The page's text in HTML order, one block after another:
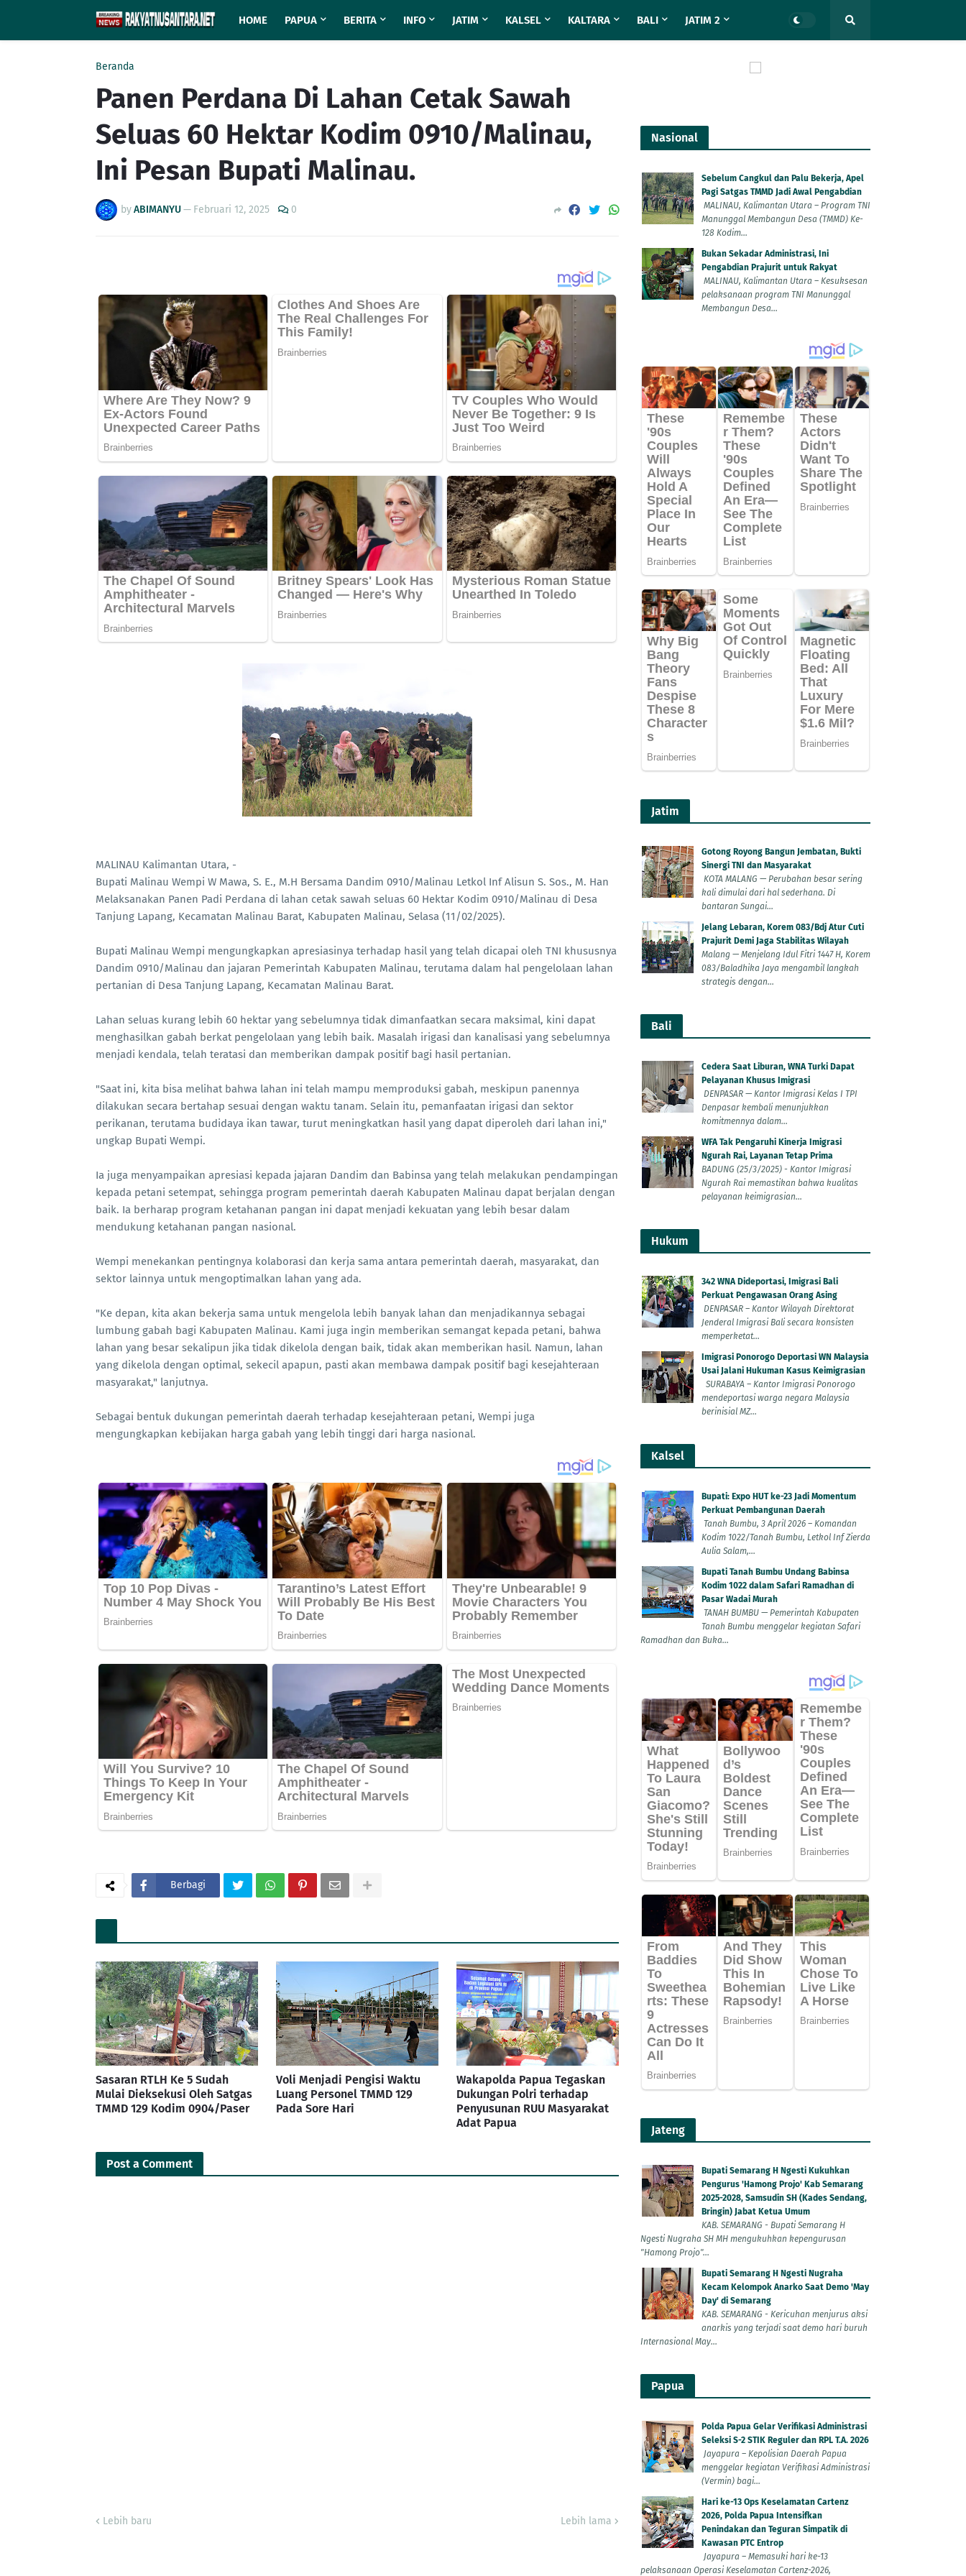
HOME PAPUA BERITA INFO JATIM KALSEL KALTARA BALI JATIM 2
Beranda
Panen Perdana Di Lahan Cetak Sawah
Seluas 60 Hektar Kodim 0910/Malinau,
Ini Pesan Bupati Malinau.
byABIMANYU— Februari 12, 2025 0
MALINAU Kalimantan Utara, -
Bupati Malinau Wempi W Mawa, S. E., M.H Bersama Dandim 0910/Malinau Letkol Inf Alisun S. Sos., M. Han
Melaksanakan Panen Padi Perdana di lahan cetak sawah seluas 60 Hektar Kodim 0910/Malinau di Desa
Tanjung Lapang, Kecamatan Malinau Barat, Kabupaten Malinau, Selasa (11/02/2025).
Bupati Malinau Wempi mengungkapkan apresiasinya terhadap hasil yang telah dicapai oleh TNI khususnya
Dandim 0910/Malinau dan jajaran Pemerintah Kabupaten Malinau, terutama dalam hal pengelolaan lahan
pertanian di Desa Tanjung Lapang, Kecamatan Malinau Barat.
Lahan seluas kurang lebih 60 hektar yang sebelumnya tidak dimanfaatkan secara maksimal, kini dapat
menghasilkan gabah berkat pengelolaan yang lebih baik. Masalah irigasi dan kanalisasi yang sebelumnya
menjadi kendala, telah teratasi dan memberikan dampak positif bagi hasil pertanian.
"Saat ini, kita bisa melihat bahwa lahan ini telah mampu memproduksi gabah, meskipun panennya
dilakukan secara bertahap sesuai dengan waktu tanam. Selain itu, pemanfaatan irigasi dan sektor
perikanan, terutama budidaya ikan tawar, turut meningkatkan hasil yang dapat diperoleh dari lahan ini,"
ungkap Bupati Wempi.
Ia juga menyampaikan apresiasi kepada jajaran Dandim dan Babinsa yang telah melakukan pendampingan
kepada petani setempat, sehingga program pemerintah daerah Kabupaten Malinau dapat berjalan dengan
baik. Ia berharap program ketahanan pangan ini dapat menjadi kekuatan yang lebih besar dalam
mendukung ketahanan pangan nasional.
Wempi menekankan pentingnya kolaborasi dan kerja sama antara pemerintah daerah, masyarakat, dan
sektor lainnya untuk mengoptimalkan lahan yang ada.
"Ke depan, kita akan bekerja sama untuk mengelola lebih banyak lahan dan menjadikannya sebagai
lumbung gabah bagi Kabupaten Malinau. Kami juga ingin memberikan semangat kepada petani, bahwa
lahan yang besar sekalipun jika tidak dikelola dengan baik, tidak akan memberikan hasil. Namun, lahan
yang dikelola dengan optimal, sekecil apapun, pasti akan membawa dampak positif bagi kesejahteraan
masyarakat," lanjutnya.
Sebagai bentuk dukungan pemerintah daerah terhadap kesejahteraan petani, Wempi juga
mengungkapkan kebijakan harga gabah yang lebih tinggi dari harga nasional.
Berbagi
Sasaran RTLH Ke 5 Sudah
Mulai Dieksekusi Oleh Satgas
TMMD 129 Kodim 0904/Paser
Voli Menjadi Pengisi Waktu
Luang Personel TMMD 129
Pada Sore Hari
Wakapolda Papua Tegaskan
Dukungan Polri terhadap
Penyusunan RUU Masyarakat
Adat Papua
Post a Comment
Lebih baru Lebih lama
Nasional
Sebelum Cangkul dan Palu Bekerja, Apel
Pagi Satgas TMMD Jadi Awal Pengabdian
MALINAU, Kalimantan Utara – Program TNI
Manunggal Membangun Desa (TMMD) Ke-
128 Kodim...
Bukan Sekadar Administrasi, Ini
Pengabdian Prajurit untuk Rakyat
MALINAU, Kalimantan Utara – Kesuksesan
pelaksanaan program TNI Manunggal
Membangun Desa...
Jatim
Gotong Royong Bangun Jembatan, Bukti
Sinergi TNI dan Masyarakat
KOTA MALANG — Perubahan besar sering
kali dimulai dari hal sederhana. Di
bantaran Sungai...
Jelang Lebaran, Korem 083/Bdj Atur Cuti
Prajurit Demi Jaga Stabilitas Wilayah
Malang — Menjelang Idul Fitri 1447 H, Korem
083/Baladhika Jaya mengambil langkah
strategis dengan...
Bali
Cedera Saat Liburan, WNA Turki Dapat
Pelayanan Khusus Imigrasi
DENPASAR — Kantor Imigrasi Kelas I TPI
Denpasar kembali menunjukkan
komitmennya dalam...
WFA Tak Pengaruhi Kinerja Imigrasi
Ngurah Rai, Layanan Tetap Prima
BADUNG (25/3/2025) - Kantor Imigrasi
Ngurah Rai memastikan bahwa kualitas
pelayanan keimigrasian...
Hukum
342 WNA Dideportasi, Imigrasi Bali
Perkuat Pengawasan Orang Asing
DENPASAR – Kantor Wilayah Direktorat
Jenderal Imigrasi Bali secara konsisten
memperketat...
Imigrasi Ponorogo Deportasi WN Malaysia
Usai Jalani Hukuman Kasus Keimigrasian
SURABAYA – Kantor Imigrasi Ponorogo
mendeportasi warga negara Malaysia
berinisial MZ...
Kalsel
Bupati: Expo HUT ke-23 Jadi Momentum
Perkuat Pembangunan Daerah
Tanah Bumbu, 3 April 2026 – Komandan
Kodim 1022/Tanah Bumbu, Letkol Inf Zierda
Aulia Salam,...
Bupati Tanah Bumbu Undang Babinsa
Kodim 1022 dalam Safari Ramadhan di
Pasar Wadai Murah
TANAH BUMBU — Pemerintah Kabupaten
Tanah Bumbu menggelar kegiatan Safari
Ramadhan dan Buka...
Jateng
Bupati Semarang H Ngesti Kukuhkan
Pengurus 'Hamong Projo' Kab Semarang
2025-2028, Samsudin SH (Kades Sendang,
Bringin) Jabat Ketua Umum
KAB. SEMARANG - Bupati Semarang H
Ngesti Nugraha SH MH mengukuhkan kepengurusan
"Hamong Projo"...
Bupati Semarang H Ngesti Nugraha
Kecam Kelompok Anarko Saat Demo 'May
Day' di Semarang
KAB. SEMARANG - Kericuhan menjurus aksi
anarkis yang terjadi saat demo hari buruh
Internasional May...
Papua
Polda Papua Gelar Verifikasi Administrasi
Seleksi S-2 STIK Reguler dan RPL T.A. 2026
Jayapura – Kepolisian Daerah Papua
menggelar kegiatan Verifikasi Administrasi
(Vermin) bagi...
Hari ke-13 Ops Keselamatan Cartenz
2026, Polda Papua Intensifkan
Penindakan dan Teguran Simpatik di
Kawasan PTC Entrop
Jayapura – Memasuki hari ke-13
pelaksanaan Operasi Keselamatan Cartenz-2026,